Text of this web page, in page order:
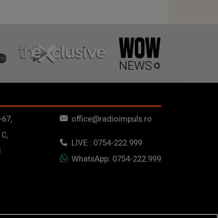
office@radioimpuls.ro
LIVE : 0754-222.999
WhatsApp: 0754-222.999